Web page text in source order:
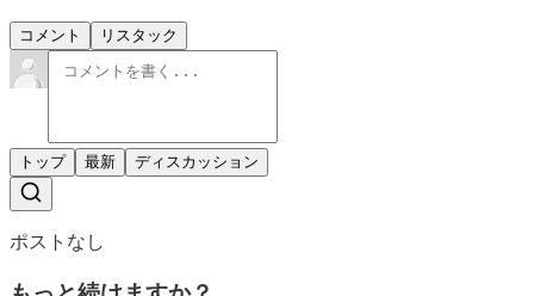
コメント リスタック
トップ 最新 ディスカッション
ポストなし